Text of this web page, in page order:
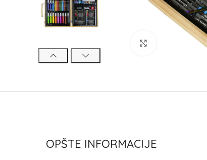
Click to enlarge
OPŠTE INFORMACIJE